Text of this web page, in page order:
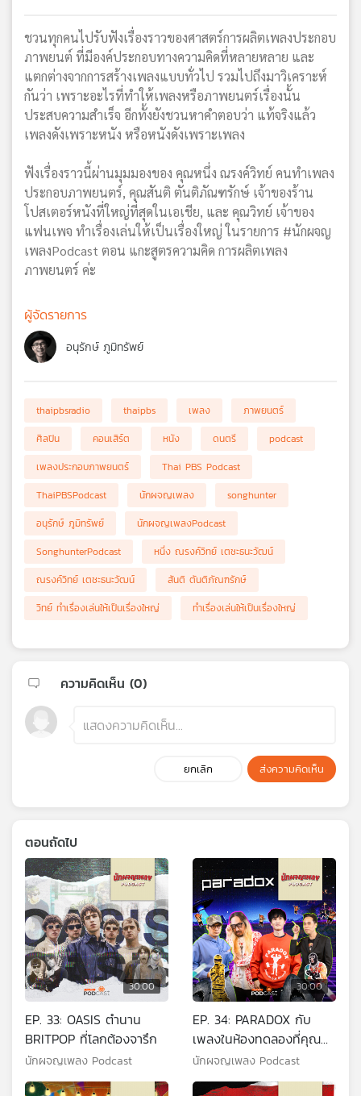
ชวนทุกคนไปรับฟังเรื่องราวของศาสตร์การผลิตเพลงประกอบ
ภาพยนต์ ที่มีองค์ประกอบทางความคิดที่หลายหลาย และ
แตกต่างจากการสร้างเพลงแบบทั่วไป รวมไปถึงมาวิเคราะห์
กันว่า เพราะอะไรที่ทำให้เพลงหรือภาพยนตร์เรื่องนั้น
ประสบความสำเร็จ อีกทั้งยังชวนหาคำตอบว่า แท้จริงแล้ว
เพลงดังเพราะหนัง หรือหนังดังเพราะเพลง
ฟังเรื่องราวนี้ผ่านมุมมองของ คุณหนึ่ง ณรงค์วิทย์ คนทำเพลง
ประกอบภาพยนตร์, คุณสันติ ตันติภัณฑรักษ์ เจ้าของร้าน
โปสเตอร์หนังที่ใหญ่ที่สุดในเอเชีย, และ คุณวิทย์ เจ้าของ
แฟนเพจ ทำเรื่องเล่นให้เป็นเรื่องใหญ่ ในรายการ #นักผจญ
เพลงPodcast ตอน แกะสูตรความคิด การผลิตเพลง
ภาพยนตร์ ค่ะ
ผู้จัดรายการ
อนุรักษ์ ภูมิทรัพย์
thaipbsradio thaipbs เพลง
ภาพยนตร์
ศิลปิน
คอนเสิร์ต หนัง ดนตรี
podcast
เพลงประกอบภาพยนตร์
Thai PBS Podcast
ThaiPBSPodcast
นักผจญเพลง
songhunter
อนุรักษ์ ภูมิทรัพย์
นักผจญเพลงPodcast
SonghunterPodcast
หนึ่ง ณรงค์วิทย์ เตชะธนะวัฒน์
ณรงค์วิทย์ เตชะธนะวัฒน์
สันติ ตันติภัณฑรักษ์
วิทย์ ทำเรื่องเล่นให้เป็นเรื่องใหญ่
ทำเรื่องเล่นให้เป็นเรื่องใหญ่
ความคิดเห็น (0)
ยกเลิก ส่งความคิดเห็น
ตอนถัดไป
30:00
EP. 33: OASIS ตำนาน
BRITPOP ที่โลกต้องจารึก
นักผจญเพลง Podcast
30:00
EP. 34: PARADOX กับ
เพลงในห้องทดลองที่คุณ
ต้องลองฟังสักครั้ง
นักผจญเพลง Podcast